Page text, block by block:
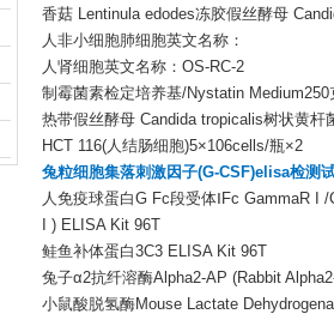
香菇 Lentinula edodes冻胶假丝酵母
人非小细胞肺细胞英文名称：
人肾细胞英文名称：OS-RC-2
制霉菌素检定培养基/Nystatin Medium250
热带假丝酵母 Candida tropicalis树状黄杆
HCT 116(人结肠细胞)5×106cells/瓶×2
兔粒细胞集落刺激因子(G-CSF)elisa检测
人免疫球蛋白G Fc段受体ⅠFc GammaR I
I ) ELISA Kit 96T
鲑鱼补体蛋白3C3 ELISA Kit 96T
兔子α2抗纤溶酶Alpha2-AP (Rabbit
小鼠酸脱氢酶Mouse Lactate